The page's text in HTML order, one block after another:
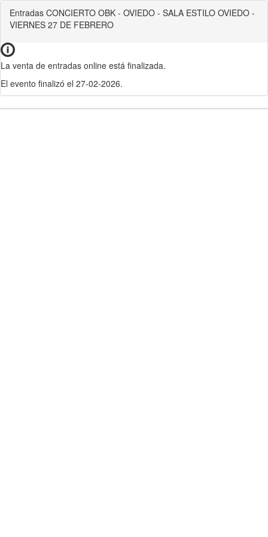
Entradas CONCIERTO OBK - OVIEDO - SALA ESTILO OVIEDO -
VIERNES 27 DE FEBRERO
La venta de entradas online está finalizada.
El evento finalizó el 27-02-2026.